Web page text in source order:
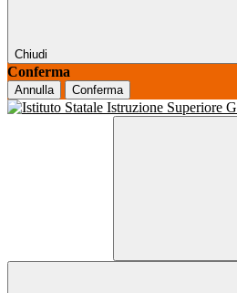
Chiudi
Conferma
Annulla Conferma